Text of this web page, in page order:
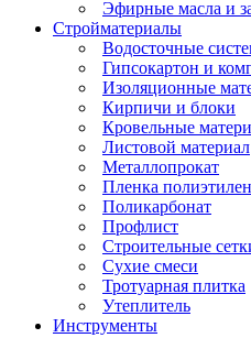
Эфирные масла и
Стройматериалы
Водосточные
Гипсокартон и
Изоляционные
Кирпичи и блоки
Кровельные
Листовой материал
Металлопрокат
Пленка
Поликарбонат
Профлист
Строительные
Сухие смеси
Тротуарная плитка
Утеплитель
Инструменты